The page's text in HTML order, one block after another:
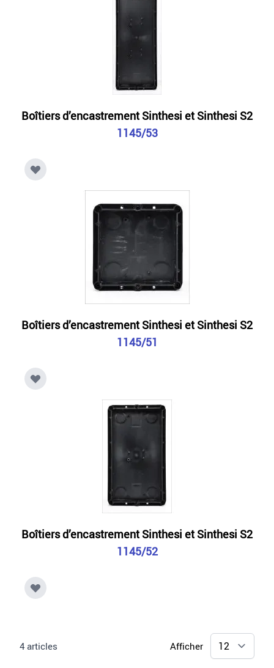
Boîtiers d’encastrement Sinthesi et Sinthesi S2
1145/53
Boîtiers d’encastrement Sinthesi et Sinthesi S2
1145/51
Boîtiers d’encastrement Sinthesi et Sinthesi S2
1145/52
4 articles Afficher